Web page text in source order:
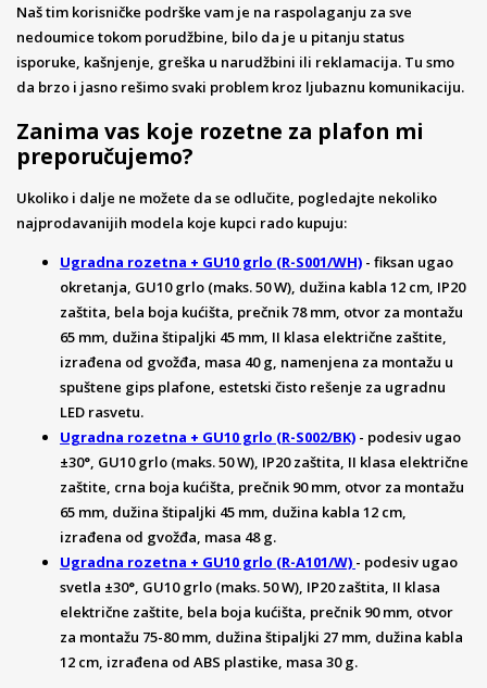
Naš tim korisničke podrške vam je na raspolaganju za sve
nedoumice tokom porudžbine, bilo da je u pitanju status
isporuke, kašnjenje, greška u narudžbini ili reklamacija. Tu smo
da brzo i jasno rešimo svaki problem kroz ljubaznu komunikaciju.
Zanima vas koje rozetne za plafon mi
preporučujemo?
Ukoliko i dalje ne možete da se odlučite, pogledajte nekoliko
najprodavanijih modela koje kupci rado kupuju:
Ugradna rozetna + GU10 grlo (R-S001/WH) - fiksan ugao
okretanja, GU10 grlo (maks. 50 W), dužina kabla 12 cm, IP20
zaštita, bela boja kućišta, prečnik 78 mm, otvor za montažu
65 mm, dužina štipaljki 45 mm, II klasa električne zaštite,
izrađena od gvožđa, masa 40 g, namenjena za montažu u
spuštene gips plafone, estetski čisto rešenje za ugradnu
LED rasvetu.
Ugradna rozetna + GU10 grlo (R-S002/BK) - podesiv ugao
±30°, GU10 grlo (maks. 50 W), IP20 zaštita, II klasa električne
zaštite, crna boja kućišta, prečnik 90 mm, otvor za montažu
65 mm, dužina štipaljki 45 mm, dužina kabla 12 cm,
izrađena od gvožđa, masa 48 g.
Ugradna rozetna + GU10 grlo (R-A101/W) - podesiv ugao
svetla ±30°, GU10 grlo (maks. 50 W), IP20 zaštita, II klasa
električne zaštite, bela boja kućišta, prečnik 90 mm, otvor
za montažu 75-80 mm, dužina štipaljki 27 mm, dužina kabla
12 cm, izrađena od ABS plastike, masa 30 g.